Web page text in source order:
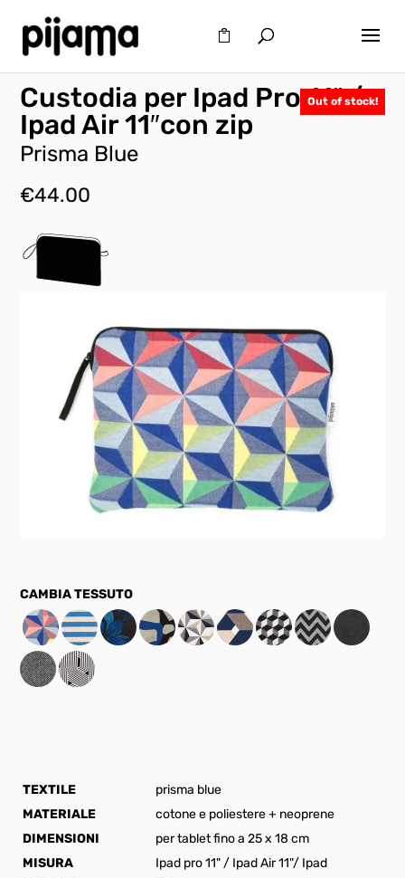
Out of stock!
Custodia per Ipad Pro 11″ /
Ipad Air 11″con zip
Prisma Blue
€44.00
TEXTILE
prisma blue
MATERIALE
cotone e poliestere + neoprene
DIMENSIONI
per tablet fino a 25 x 18 cm
MISURA
Ipad pro 11" / Ipad Air 11"/ Ipad